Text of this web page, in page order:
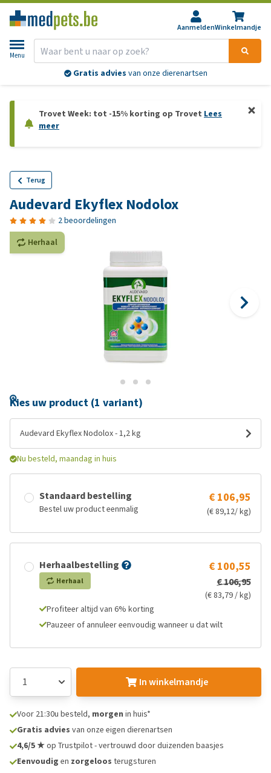
AanmeldenWinkelmandje
Menu
Gratis advies van onze dierenartsen
Trovet Week: tot -15% korting op Trovet Lees
meer
Terug
Audevard Ekyflex Nodolox
2 beoordelingen
Herhaal
Kies uw product (1 variant)
Audevard Ekyflex Nodolox - 1,2 kg
Nu besteld, maandag in huis
Standaard bestelling
Bestel uw product eenmalig
€ 106,95
(€ 89,12/ kg)
Herhaalbestelling
Herhaal
€ 100,55
€ 106,95
(€ 83,79 / kg)
Profiteer altijd van 6% korting
Pauzeer of annuleer eenvoudig wanneer u dat wilt
In winkelmandje
Voor 21:30u besteld, morgen in huis*
Gratis advies van onze eigen dierenartsen
4,6/5 ★op Trustpilot - vertrouwd door duizenden baasjes
Eenvoudig en zorgeloos terugsturen